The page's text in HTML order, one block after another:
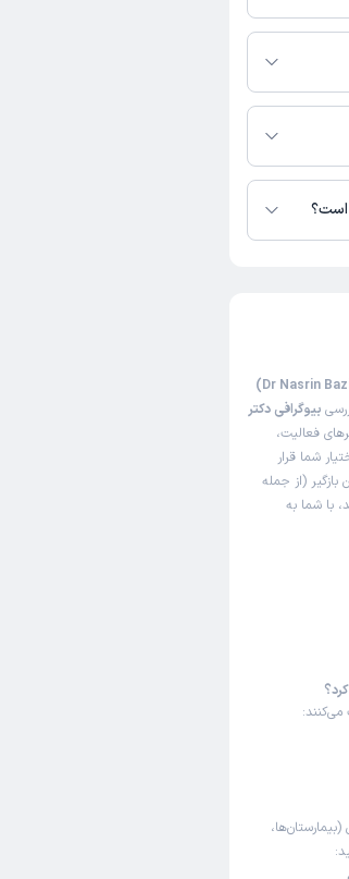
دسترس نیست.
در دسترس
است؟
بیوگرافی دکتر
فعالیت،
شما قرار
(از جمله
با شما به
می‌کنند:
(بیمارستان‌ها،